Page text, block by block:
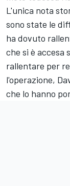
L'unica nota
sono state le
ha dovuto
che si è accesa
rallentare per
l'operazione,
che lo hanno